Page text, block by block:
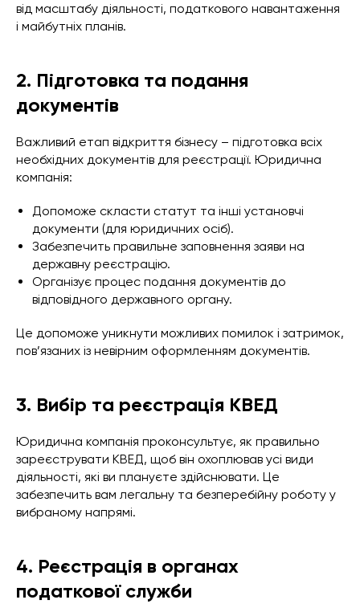
від масштабу діяльності, податкового навантаження
і майбутніх планів.
2. Підготовка та подання
документів
Важливий етап відкриття бізнесу – підготовка всіх
необхідних документів для реєстрації. Юридична
компанія:
Допоможе скласти статут та інші установчі
документи (для юридичних осіб).
Забезпечить правильне заповнення заяви на
державну реєстрацію.
Організує процес подання документів до
відповідного державного органу.
Це допоможе уникнути можливих помилок і затримок,
пов’язаних із невірним оформленням документів.
3. Вибір та реєстрація КВЕД
Юридична компанія проконсультує, як правильно
зареєструвати КВЕД, щоб він охоплював усі види
діяльності, які ви плануєте здійснювати. Це
забезпечить вам легальну та безперебійну роботу у
вибраному напрямі.
4. Реєстрація в органах
податкової служби